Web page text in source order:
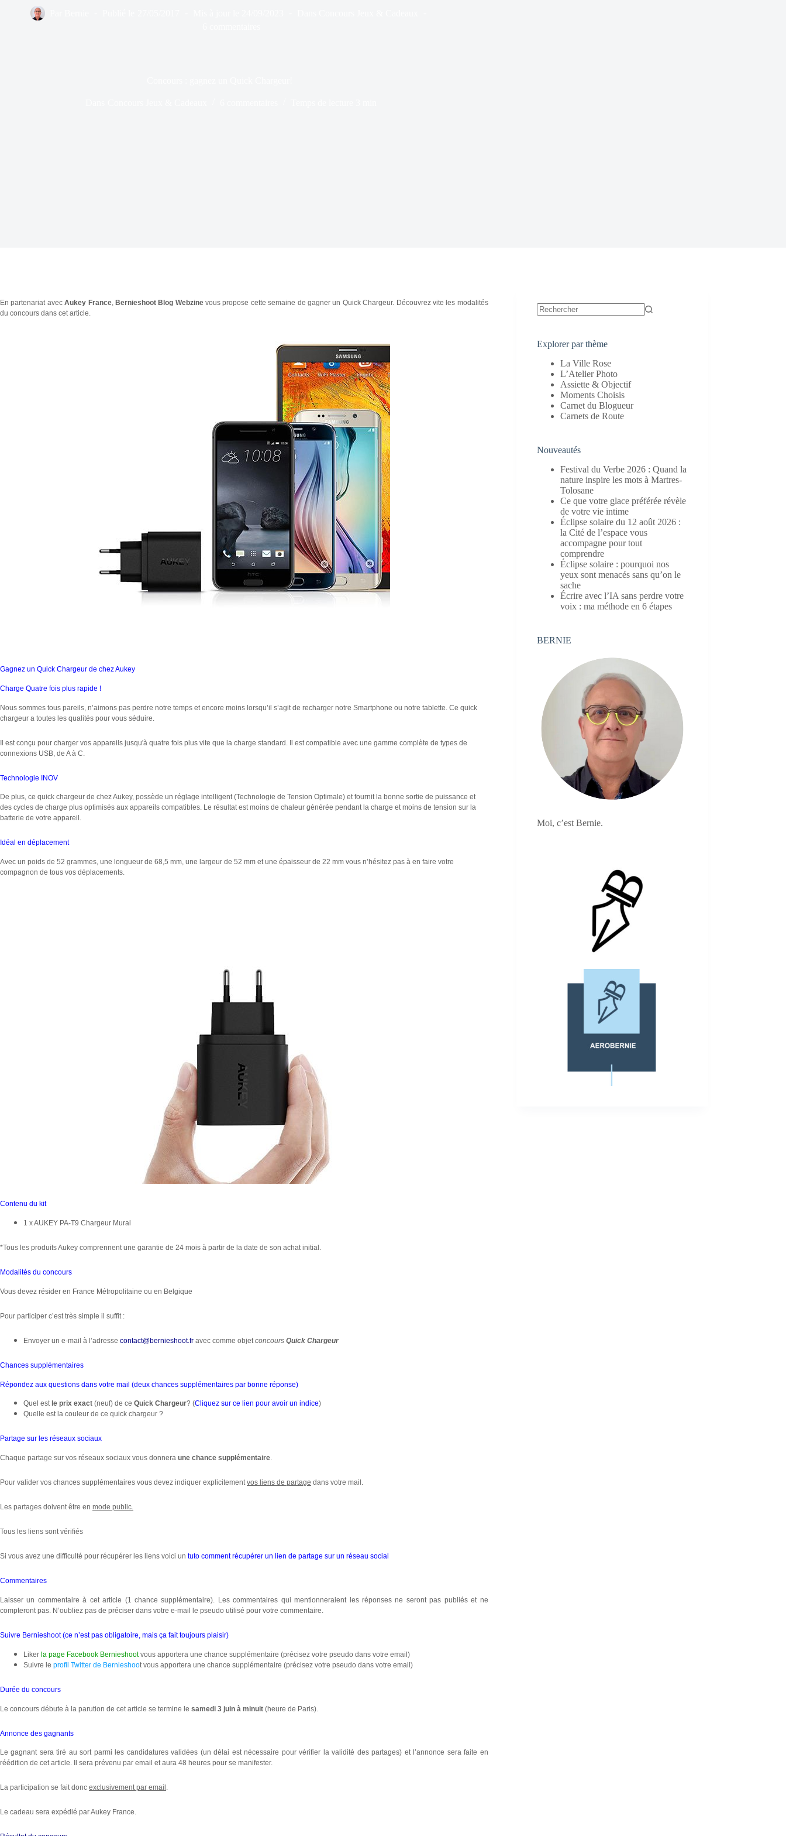
En partenariat avecAukey France, Bernieshoot Blog Webzinevous propose cette semaine de gagner un Quick Chargeur. Découvrez vite les modalités
du concours dans cet article.
Gagnez un Quick Chargeur de chez Aukey
Charge Quatre fois plus rapide !
Nous sommes tous pareils, n’aimons pas perdre notre temps et encore moins lorsqu’il s’agit de recharger notre Smartphone ou notre tablette. Ce quick
chargeur a toutes les qualités pour vous séduire.
Il est conçu pour charger vos appareils jusqu'à quatre fois plus vite que la charge standard. Il est compatible avec une gamme complète de types de
connexions USB, de A à C.
Technologie INOV
De plus, ce quick chargeur de chez Aukey, possède un réglage intelligent (Technologie de Tension Optimale) et fournit la bonne sortie de puissance et
des cycles de charge plus optimisés aux appareils compatibles. Le résultat est moins de chaleur générée pendant la charge et moins de tension sur la
batterie de votre appareil.
Idéal en déplacement
Avec un poids de 52 grammes, une longueur de 68,5 mm, une largeur de 52 mm et une épaisseur de 22 mm vous n’hésitez pas à en faire votre
compagnon de tous vos déplacements.
Contenu du kit
1 x AUKEY PA-T9 Chargeur Mural
*Tous les produits Aukey comprennent une garantie de 24 mois à partir de la date de son achat initial.
Modalités du concours
Vous devez résider en France Métropolitaine ou en Belgique
Pour participer c’est très simple il suffit :
Envoyer un e-mail à l’adresse contact@bernieshoot.fr avec comme objet concours Quick Chargeur
Chances supplémentaires
Répondez aux questions dans votre mail (deux chances supplémentaires par bonne réponse)
Quel est le prix exact (neuf) de ce Quick Chargeur? (Cliquez sur ce lien pour avoir un indice)
Quelle est la couleur de ce quick chargeur ?
Partage sur les réseaux sociaux
Chaque partage sur vos réseaux sociaux vous donnera une chance supplémentaire.
Pour valider vos chances supplémentaires vous devez indiquer explicitementvos liens de partage dans votre mail.
Les partages doivent être en mode public.
Tous les liens sont vérifiés
Si vous avez une difficulté pour récupérer les liens voici un tuto comment récupérer un lien de partage sur un réseau social
Commentaires
Laisser un commentaire à cet article (1 chance supplémentaire). Les commentaires qui mentionneraient les réponses ne seront pas publiés et ne
compteront pas. N’oubliez pas de préciser dans votre e-mail le pseudo utilisé pour votre commentaire.
Suivre Bernieshoot (ce n’est pas obligatoire, mais ça fait toujours plaisir)
Liker la page Facebook Bernieshootvous apportera une chance supplémentaire (précisez votre pseudo dans votre email)
Suivre le profil Twitter de Bernieshoot vous apportera une chance supplémentaire (précisez votre pseudo dans votre email)
Durée du concours
Le concours débute à la parution de cet article se termine le samedi 3 juin à minuit (heure de Paris).
Annonce des gagnants
Le gagnant sera tiré au sort parmi les candidatures validées (un délai est nécessaire pour vérifier la validité des partages) et l’annonce sera faite en
réédition de cet article. Il sera prévenu par email et aura 48 heures pour se manifester.
La participation se fait donc exclusivement par email .
Le cadeau sera expédié par Aukey France.
Explorer par thème
La Ville Rose
L’Atelier Photo
Assiette & Objectif
Moments Choisis
Carnet du Blogueur
Carnets de Route
Nouveautés
Festival du Verbe 2026 : Quand la
nature inspire les mots à Martres-
Tolosane
Ce que votre glace préférée révèle
de votre vie intime
Éclipse solaire du 12 août 2026 :
la Cité de l’espace vous
accompagne pour tout
comprendre
Éclipse solaire : pourquoi nos
yeux sont menacés sans qu’on le
sache
Écrire avec l’IA sans perdre votre
voix : ma méthode en 6 étapes
BERNIE
Moi, c’est Bernie.